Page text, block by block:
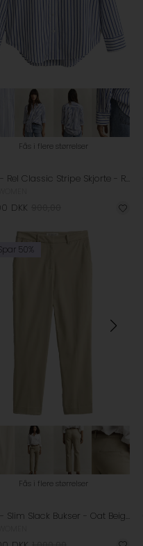
Fås i flere størrelser
Gant - Rel Classic Stripe Skjorte - Royal Blue
DKK
50%
Fås i flere størrelser
Gant - Slim Slack Bukser - Oat Beige